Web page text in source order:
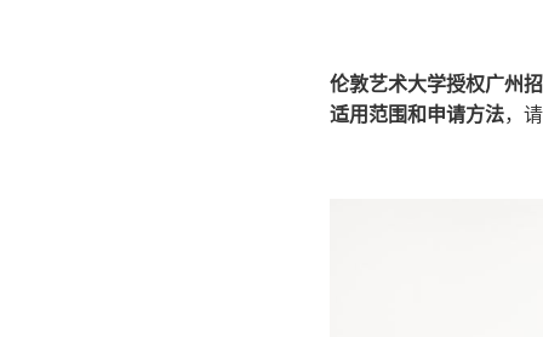
伦敦艺术大学授权广州
适用范围和申请方法，